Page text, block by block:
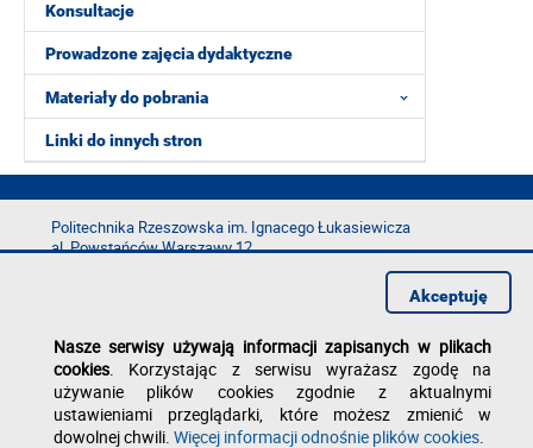
Konsultacje
Prowadzone zajęcia dydaktyczne
Materiały do pobrania
Linki do innych stron
Politechnika Rzeszowska im. Ignacego Łukasiewicza
al. Powstańców Warszawy 12
e-mail:kancelaria@prz.edu.pl
Deklaracja dostępności
Polityka prywatności
Zgłoś błąd na stronie
Nasze serwisy używają informacji zapisanych w plikach
cookies. Korzystając z serwisu wyrażasz zgodę na
używanie plików cookies zgodnie z aktualnymi
ustawieniami przeglądarki, które możesz zmienić w
dowolnej chwili. Więcej informacji odnośnie plików cookies.
Akceptuję